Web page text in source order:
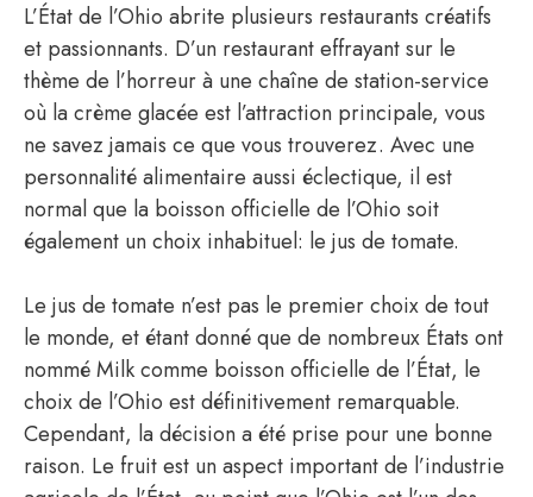
L’État de l’Ohio abrite plusieurs restaurants créatifs
et passionnants. D’un restaurant effrayant sur le
thème de l’horreur à une chaîne de station-service
où la crème glacée est l’attraction principale, vous
ne savez jamais ce que vous trouverez. Avec une
personnalité alimentaire aussi éclectique, il est
normal que la boisson officielle de l’Ohio soit
également un choix inhabituel: le jus de tomate.
Le jus de tomate n’est pas le premier choix de tout
le monde, et étant donné que de nombreux États ont
nommé Milk comme boisson officielle de l’État, le
choix de l’Ohio est définitivement remarquable.
Cependant, la décision a été prise pour une bonne
raison. Le fruit est un aspect important de l’industrie